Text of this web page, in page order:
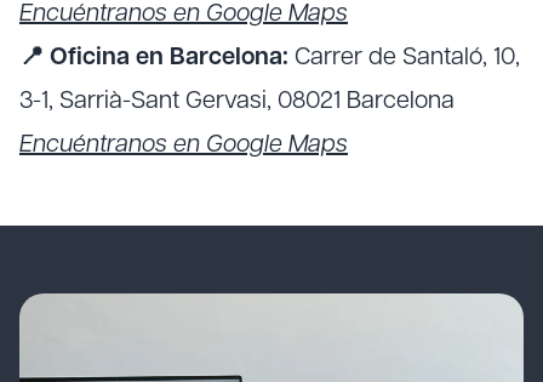
Encuéntranos en Google Maps
📍 Oficina en Barcelona: Carrer de Santaló, 10,
3-1, Sarrià-Sant Gervasi, 08021 Barcelona
Encuéntranos en Google Maps